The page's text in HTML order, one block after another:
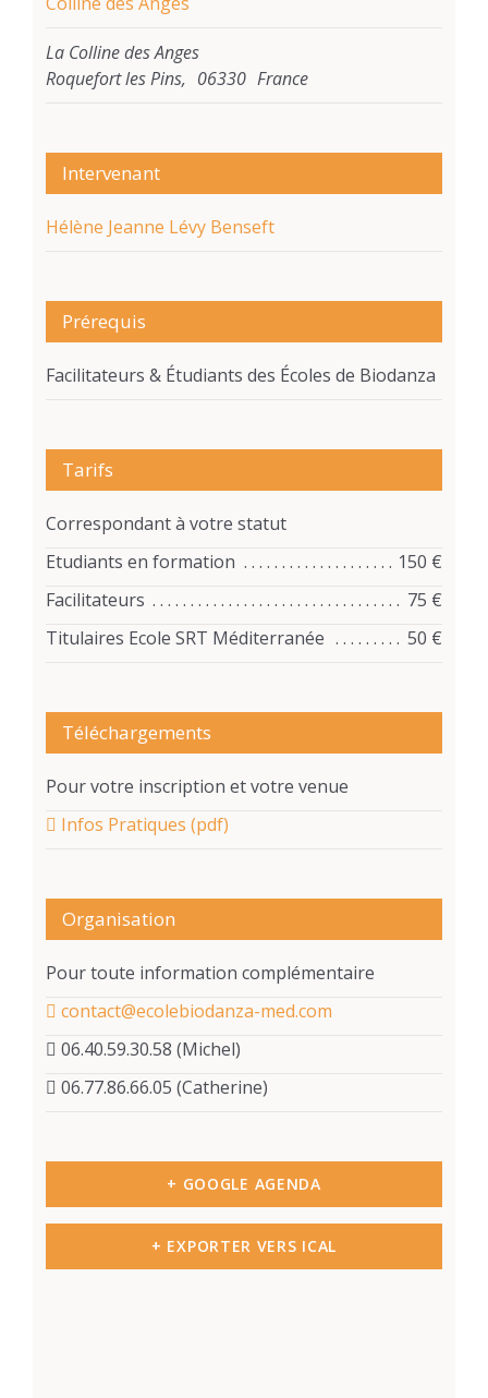
La Colline des Anges
Roquefort les Pins, 06330 France
Intervenant
Hélène Jeanne Lévy Benseft
Prérequis
Facilitateurs & Étudiants des Écoles de Biodanza
Tarifs
Correspondant à votre statut
Etudiants en formation
150 €
Facilitateurs
75 €
Titulaires Ecole SRT Méditerranée
50 €
Téléchargements
Pour votre inscription et votre venue
Infos Pratiques (pdf)
Organisation
Pour toute information complémentaire
contact@ecolebiodanza-med.com
06.40.59.30.58 (Michel)
06.77.86.66.05 (Catherine)
+ GOOGLE AGENDA
+ EXPORTER VERS ICAL